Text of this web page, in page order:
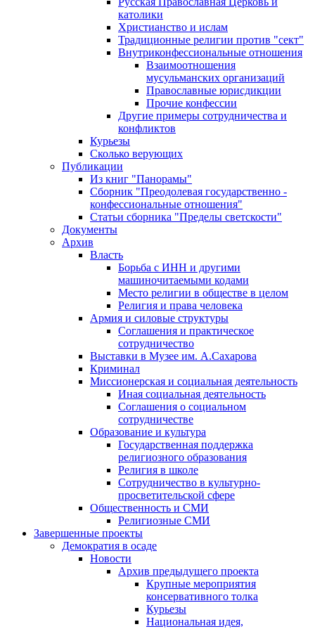
католики
Христианство и ислам
Традиционные религии против "сект"
Внутриконфессиональные отношения
Взаимоотношения
мусульманских организаций
Православные юрисдикции
Прочие конфессии
Другие примеры сотрудничества и
конфликтов
Курьезы
Сколько верующих
Публикации
Из книг "Панорамы"
Сборник "Преодолевая государственно -
конфессиональные отношения"
Статьи сборника "Пределы светскости"
Документы
Архив
Власть
Борьба с ИНН и другими
машиночитаемыми кодами
Место религии в обществе в целом
Религия и права человека
Армия и силовые структуры
Соглашения и практическое
сотрудничество
Выставки в Музее им. А.Сахарова
Криминал
Миссионерская и социальная деятельность
Иная социальная деятельность
Соглашения о социальном
сотрудничестве
Образование и культура
Государственная поддержка
религиозного образования
Религия в школе
Сотрудничество в культурно-
просветительской сфере
Общественность и СМИ
Религиозные СМИ
Завершенные проекты
Демократия в осаде
Новости
Архив предыдущего проекта
Крупные мероприятия
консервативного толка
Курьезы
Национальная идея,